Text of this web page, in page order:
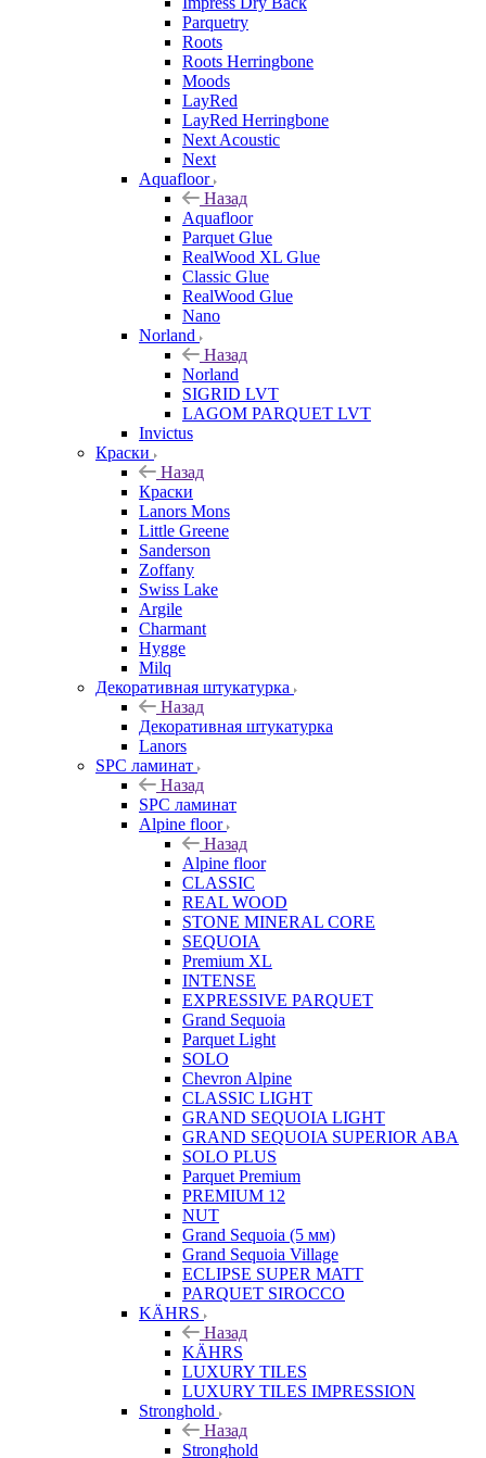
Parquetry
Roots
Roots Herringbone
Moods
LayRed
LayRed Herringbone
Next Acoustic
Next
Aquafloor
Назад
Aquafloor
Parquet Glue
RealWood XL Glue
Classic Glue
RealWood Glue
Nano
Norland
Назад
Norland
SIGRID LVT
LAGOM PARQUET LVT
Invictus
Краски
Назад
Краски
Lanors Mons
Little Greene
Sanderson
Zoffany
Swiss Lake
Argile
Charmant
Hygge
Milq
Декоративная штукатурка
Назад
Декоративная штукатурка
Lanors
SPC ламинат
Назад
SPC ламинат
Alpine floor
Назад
Alpine floor
CLASSIC
REAL WOOD
STONE MINERAL CORE
SEQUOIA
Premium XL
INTENSE
EXPRESSIVE PARQUET
Grand Sequoia
Parquet Light
SOLO
Chevron Alpine
CLASSIC LIGHT
GRAND SEQUOIA LIGHT
GRAND SEQUOIA SUPERIOR ABA
SOLO PLUS
Parquet Premium
PREMIUM 12
NUT
Grand Sequoia (5 мм)
Grand Sequoia Village
ECLIPSE SUPER MATT
PARQUET SIROCCO
KÄHRS
Назад
KÄHRS
LUXURY TILES
LUXURY TILES IMPRESSION
Stronghold
Назад
Stronghold